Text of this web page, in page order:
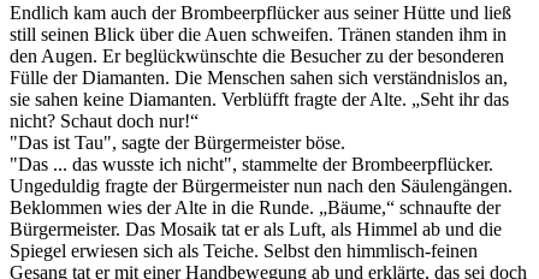
Endlich kam auch der Brombeerpflücker aus seiner Hütte und ließ
still seinen Blick über die Auen schweifen. Tränen standen ihm in
den Augen. Er beglückwünschte die Besucher zu der besonderen
Fülle der Diamanten. Die Menschen sahen sich verständnislos an,
sie sahen keine Diamanten. Verblüfft fragte der Alte. „Seht ihr das
nicht? Schaut doch nur!“
"Das ist Tau", sagte der Bürgermeister böse.
"Das ... das wusste ich nicht", stammelte der Brombeerpflücker.
Ungeduldig fragte der Bürgermeister nun nach den Säulengängen.
Beklommen wies der Alte in die Runde. „Bäume,“ schnaufte der
Bürgermeister. Das Mosaik tat er als Luft, als Himmel ab und die
Spiegel erwiesen sich als Teiche. Selbst den himmlisch-feinen
Gesang tat er mit einer Handbewegung ab und erklärte, das sei doch